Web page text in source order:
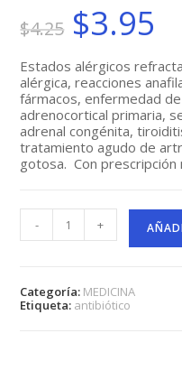
$4.25
El
precio
original
$4.25.
$3.95
Estados alérgicos
alérgica, reacciones
fármacos, enfermedad
adrenocortical primaria,
adrenal congénita,
tratamiento agudo de
gotosa. Con prescripción
HIDROCORTIF
500
MG
cantidad
- +
Categoría: MEDICINA
Etiqueta: antibiótico